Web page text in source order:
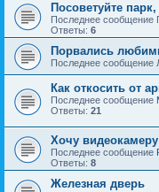
Посоветуйте
Последнее сообщение
Ответы: 6
Порвались
Последнее сообщение
Как откосить от
Последнее сообщение
Ответы: 21
Хочу видеокамеру
Последнее сообщение
Ответы: 8
Железная дверь